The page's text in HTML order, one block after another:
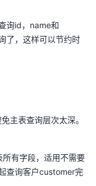
询id，name和
了，这样可以节约时
主表查询层次太深。
有字段，适用不需要
查询客户customer完